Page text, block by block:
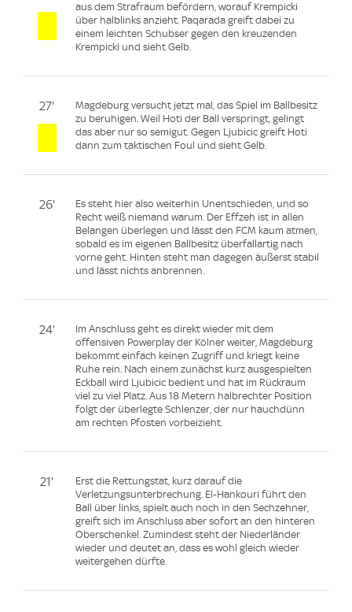
aus dem Strafraum befördern, worauf Krempicki
über halblinks anzieht. Paqarada greift dabei zu
einem leichten Schubser gegen den kreuzenden
Krempicki und sieht Gelb.
27'
Magdeburg versucht jetzt mal, das Spiel im Ballbesitz
zu beruhigen. Weil Hoti der Ball verspringt, gelingt
das aber nur so semigut. Gegen Ljubicic greift Hoti
dann zum taktischen Foul und sieht Gelb.
26'
Es steht hier also weiterhin Unentschieden, und so
Recht weiß niemand warum. Der Effzeh ist in allen
Belangen überlegen und lässt den FCM kaum atmen,
sobald es im eigenen Ballbesitz überfallartig nach
vorne geht. Hinten steht man dagegen äußerst stabil
und lässt nichts anbrennen.
24'
Im Anschluss geht es direkt wieder mit dem
offensiven Powerplay der Kölner weiter, Magdeburg
bekommt einfach keinen Zugriff und kriegt keine
Ruhe rein. Nach einem zunächst kurz ausgespielten
Eckball wird Ljubicic bedient und hat im Rückraum
viel zu viel Platz. Aus 18 Metern halbrechter Position
folgt der überlegte Schlenzer, der nur hauchdünn
am rechten Pfosten vorbeizieht.
21'
Erst die Rettungstat, kurz darauf die
Verletzungsunterbrechung. El-Hankouri führt den
Ball über links, spielt auch noch in den Sechzehner,
greift sich im Anschluss aber sofort an den hinteren
Oberschenkel. Zumindest steht der Niederländer
wieder und deutet an, dass es wohl gleich wieder
weitergehen dürfte.